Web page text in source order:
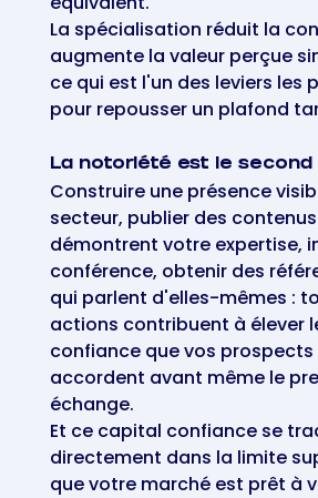
La spécialisation réduit la
augmente la valeur perçue
ce qui est l'un des leviers les
pour repousser un plafond
La notoriété est le second
Construire une présence
secteur, publier des
démontrent votre expertise,
conférence, obtenir des
qui parlent d'elles-mêmes :
actions contribuent à élever
confiance que vos prospects
accordent avant même le
échange.
Et ce capital confiance se
directement dans la limite
que votre marché est prêt à